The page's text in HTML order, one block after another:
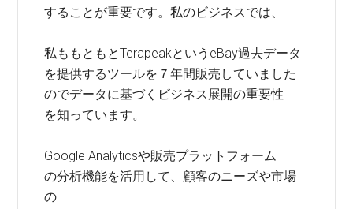
することが重要です。私のビジネスでは、
私ももともとTerapeakというeBay過去データ
を提供するツールを７年間販売していました
のでデータに基づくビジネス展開の重要性
を知っています。
Google Analyticsや販売プラットフォーム
の分析機能を活用して、顧客のニーズや市場
の